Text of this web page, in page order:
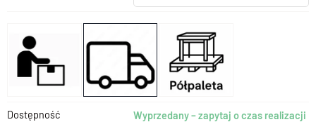
Dostępność Wyprzedany – zapytaj o czas realizacji